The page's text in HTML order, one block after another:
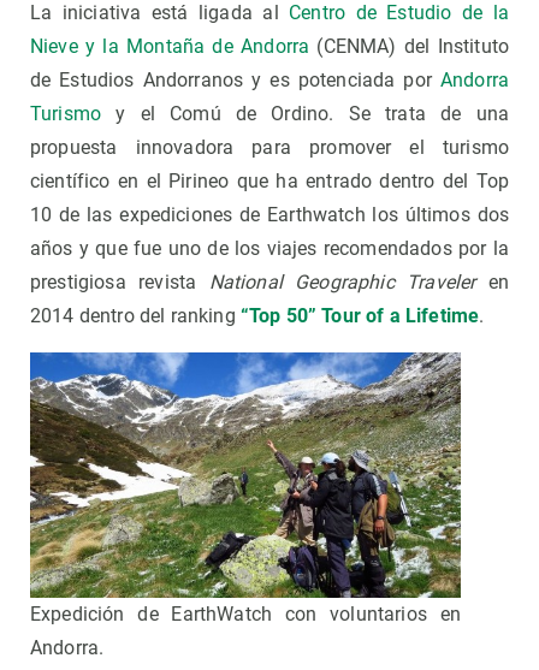
La iniciativa está ligada al Centro de Estudio de la
Nieve y la Montaña de Andorra (CENMA) del Instituto
de Estudios Andorranos y es potenciada por Andorra
Turismo y el Comú de Ordino. Se trata de una
propuesta innovadora para promover el turismo
científico en el Pirineo que ha entrado dentro del Top
10 de las expediciones de Earthwatch los últimos dos
años y que fue uno de los viajes recomendados por la
prestigiosa revista National Geographic Traveleren
2014 dentro del ranking “Top 50” Tour of a Lifetime.
Expedición de EarthWatch con voluntarios en
Andorra.